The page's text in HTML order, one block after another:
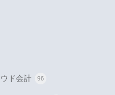
ド会計 96